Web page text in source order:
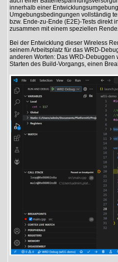
innerhalb einer
Umgebungsbedingungen vollständig
bzw. Ende-zu-Ende (E2E)-Tests direkt
zusammen mit einem speziellen
Bei der Entwicklung dieser Wireless
seinem Arbeitsplatz für das WRD-
anderen Worten: Das WRD-
Starten des Build-Vorgangs, einen